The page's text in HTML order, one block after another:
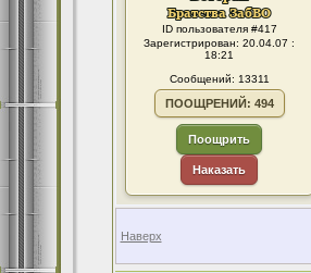
ID пользователя #417
Зарегистрирован: 20.04.07 :
18:21
Сообщений: 13311
ПООЩРЕНИЙ: 494
Поощрить
Наказать
Наверх